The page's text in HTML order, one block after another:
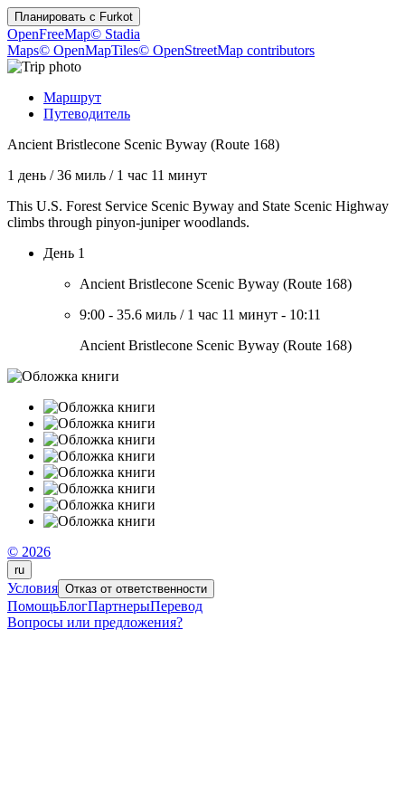
Планировать с Furkot
OpenFreeMap© Stadia
Maps© OpenMapTiles© OpenStreetMap contributors
Маршрут
Путеводитель
Ancient Bristlecone Scenic Byway (Route 168)
1 день /36 миль / 1 час 11 минут
This U.S. Forest Service Scenic Byway and State Scenic Highway
climbs through pinyon-juniper woodlands.
День 1
Ancient Bristlecone Scenic Byway (Route 168)
9:00 - 35.6 миль / 1 час 11 минут - 10:11
Ancient Bristlecone Scenic Byway (Route 168)
© 2026
ru
Условия Отказ от ответственности
ПомощьБлогПартнерыПеревод
Вопросы или предложения?